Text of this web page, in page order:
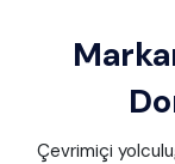
Çevrimiçi